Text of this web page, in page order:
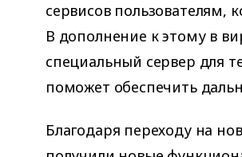
сервисов пользователям,
В дополнение к этому в
специальный сервер для
поможет обеспечить
Благодаря переходу на